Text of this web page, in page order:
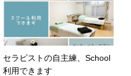
セラピストの自主練、School
利用できます